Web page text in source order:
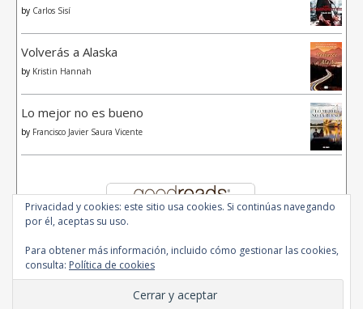
by Carlos Sisí
Volverás a Alaska
by Kristin Hannah
Lo mejor no es bueno
by Francisco Javier Saura Vicente
© 2020 - All Rights Reserved.
Ashe Tema de WP Royal
Privacidad y cookies: este sitio usa cookies. Si continúas navegando
por él, aceptas su uso.
Para obtener más información, incluido cómo gestionar las cookies,
consulta: Política de cookies